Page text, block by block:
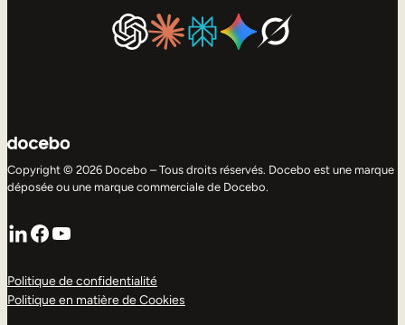
Copyright © 2026 Docebo – Tous droits réservés. Docebo est une marque
déposée ou une marque commerciale de Docebo.
LinkedIn
Facebook
YouTube
Politique de confidentialité
Politique en matière de Cookies